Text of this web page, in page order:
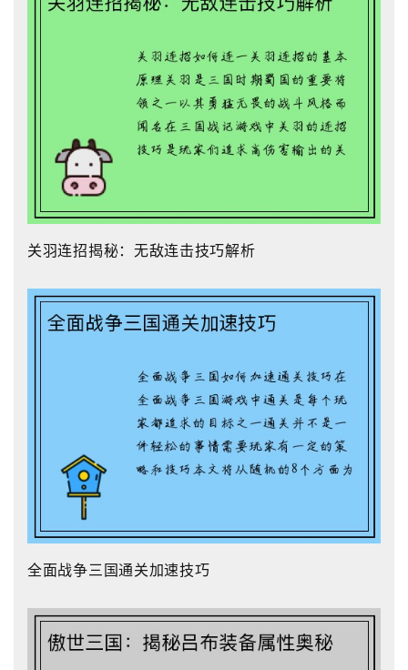
关羽连招揭秘：无敌连击技巧解析
全面战争三国通关加速技巧